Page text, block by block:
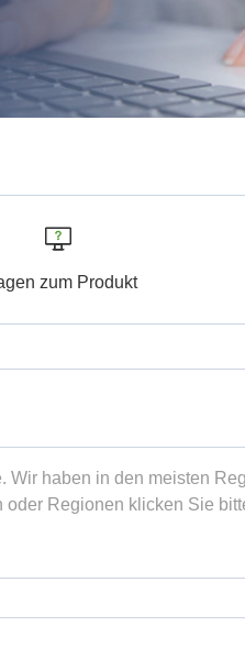
zum Produkt
haben in den meisten
Regionen klicken Sie